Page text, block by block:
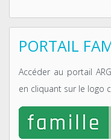
PORTAIL
Accéder au portail
en cliquant sur le logo